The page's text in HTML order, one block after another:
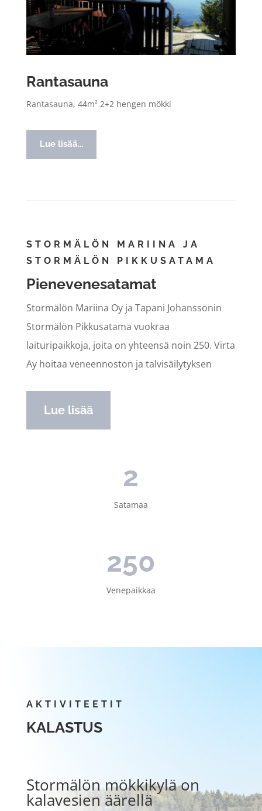
Rantasauna
Rantasauna, 44m² 2+2 hengen mökki
Lue lisää...
STORMÄLÖN MARIINA JA
STORMÄLÖN PIKKUSATAMA
Pienevenesatamat
Stormälön Mariina Oy ja Tapani Johanssonin
Stormälön Pikkusatama vuokraa
laituripaikkoja, joita on yhteensä noin 250. Virta
Ay hoitaa veneennoston ja talvisäilytyksen
Lue lisää
2
Satamaa
250
Venepaikkaa
AKTIVITEETIT
KALASTUS
Stormälön mökkikylä on
kalavesien äärellä